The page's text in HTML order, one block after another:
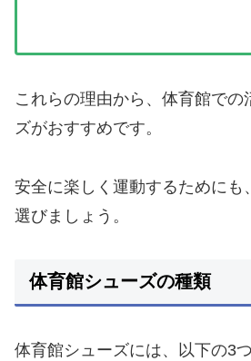
これらの理由から、体育館での
ズがおすすめです。
安全に楽しく運動するためにも
選びましょう。
体育館シューズの種類
体育館シューズには、以下の3